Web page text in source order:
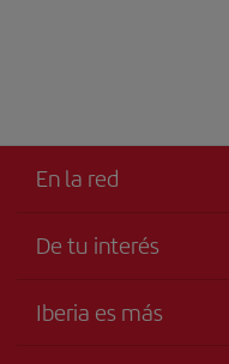
En la red
De tu interés
Accesibilidad
Iberia es más